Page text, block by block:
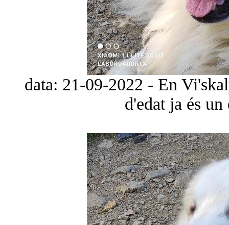
data: 21-09-2022 - En
d'edat ja és un